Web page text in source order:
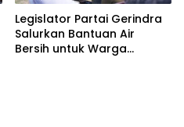
Legislator Partai Gerindra
Salurkan Bantuan Air
Bersih untuk Warga